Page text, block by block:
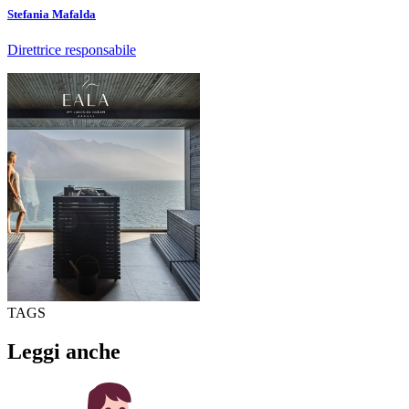
Stefania Mafalda
Direttrice responsabile
TAGS
Leggi anche